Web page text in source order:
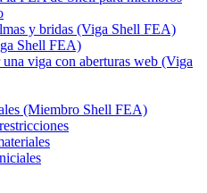
y bridas (Viga Shell FEA)
Shell FEA)
viga con aberturas web (Viga
(Miembro Shell FEA)